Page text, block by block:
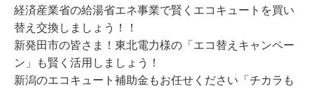
経済産業省の給湯省エネ事業で賢くエコキュートを買い
替え交換しましょう！！
新発田市の皆さま！東北電力様の「エコ替えキャンペー
ン」も賢く活用しましょう！
新潟のエコキュート補助金もお任せください「チカラも